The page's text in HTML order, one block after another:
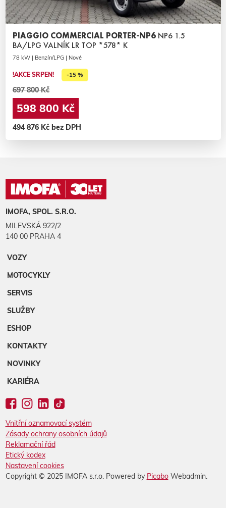
PIAGGIO COMMERCIAL PORTER-NP6 NP6 1.5
BA/LPG VALNÍK LR TOP *578* K
78 kW | Benzín/LPG | Nové
!AKCE SRPEN! -15 %
697 800 Kč
598 800 Kč
494 876 Kč bez DPH
IMOFA, SPOL. S.R.O.
MILEVSKÁ 922/2
140 00 PRAHA 4
VOZY
MOTOCYKLY
SERVIS
SLUŽBY
ESHOP
KONTAKTY
NOVINKY
KARIÉRA
Vnitřní oznamovací systém
Zásady ochrany osobních údajů
Reklamační řád
Etický kodex
Nastavení cookies
Copyright © 2025 IMOFA s.r.o. Powered by PicaboWebadmin.